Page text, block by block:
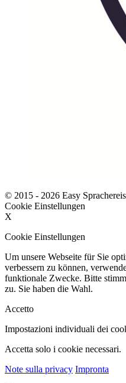
© 2015 - 2026 Easy
Cookie Einstellungen
X
Cookie Einstellungen
Um unsere Webseite für Sie
verbessern zu können,
funktionale Zwecke. Bitte
zu. Sie haben die Wahl.
Accetto
Impostazioni individuali dei
Accetta solo i cookie necessari.
Note sulla privacy Impronta